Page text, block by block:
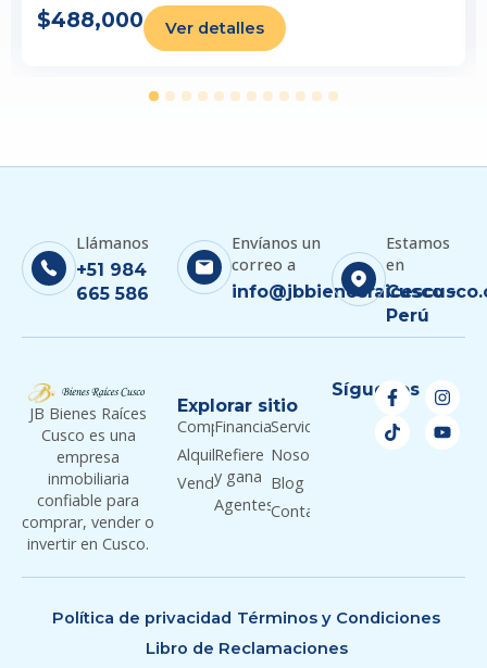
$488,000 Ver detalles
4 5 6 7 8 9 10 11 12
+51 984
665 586
Llámanos
Envíanos un
correo a
Cusco -
Perú
Estamos
en
JB Bienes Raíces
Cusco es una
empresa
inmobiliaria
confiable para
comprar, vender o
invertir en Cusco.
Explorar sitio
Comprar
Alquilar
Vender
Financiamiento
Refiere
y gana
Agentes
Servicios
Nosotros
Blog
Contacto
Síguenos
Política de privacidad Términos y Condiciones
Libro de Reclamaciones